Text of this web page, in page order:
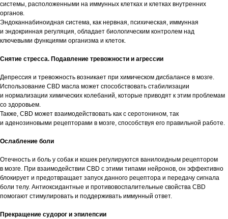
системы, расположенными на иммунных клетках и клетках внутренних
органов.
Эндоканнабиноидная система, как нервная, психическая, иммунная
и эндокринная регуляция, обладает биологическим контролем над
ключевыми функциями организма и клеток.
Снятие стресса. Подавление тревожности и агрессии
Депрессия и тревожность возникает при химическом дисбалансе в мозге.
Использование CBD масла может способствовать стабилизации
и нормализации химических колебаний, которые приводят к этим проблемам
со здоровьем.
Также, CBD может взаимодействовать как с серотонином, так
и аденозиновыми рецепторами в мозге, способствуя его правильной работе.
Ослабление боли
Отечность и боль у собак и кошек регулируются ванилоидным рецептором
в мозге. При взаимодействии CBD с этими типами нейронов, он эффективно
блокирует и предотвращает запуск данного рецептора и передачу сигнала
боли телу. Антиоксидантные и противовоспалительные свойства CBD
помогают стимулировать и поддерживать иммунный ответ.
Прекращение судорог и эпилепсии